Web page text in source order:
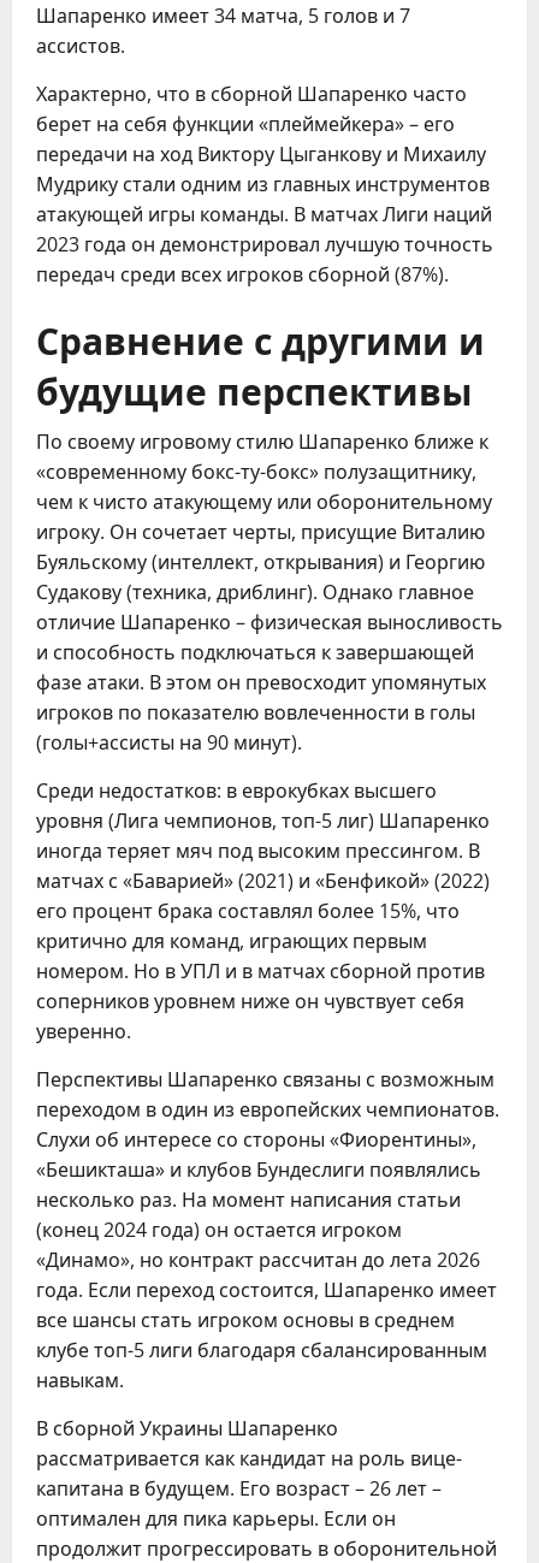
Шапаренко имеет 34 матча, 5 голов и 7
ассистов.
Характерно, что в сборной Шапаренко часто
берет на себя функции «плеймейкера» – его
передачи на ход Виктору Цыганкову и Михаилу
Мудрику стали одним из главных инструментов
атакующей игры команды. В матчах Лиги наций
2023 года он демонстрировал лучшую точность
передач среди всех игроков сборной (87%).
Сравнение с другими и
будущие перспективы
По своему игровому стилю Шапаренко ближе к
«современному бокс-ту-бокс» полузащитнику,
чем к чисто атакующему или оборонительному
игроку. Он сочетает черты, присущие Виталию
Буяльскому (интеллект, открывания) и Георгию
Судакову (техника, дриблинг). Однако главное
отличие Шапаренко – физическая выносливость
и способность подключаться к завершающей
фазе атаки. В этом он превосходит упомянутых
игроков по показателю вовлеченности в голы
(голы+ассисты на 90 минут).
Среди недостатков: в еврокубках высшего
уровня (Лига чемпионов, топ-5 лиг) Шапаренко
иногда теряет мяч под высоким прессингом. В
матчах с «Баварией» (2021) и «Бенфикой» (2022)
его процент брака составлял более 15%, что
критично для команд, играющих первым
номером. Но в УПЛ и в матчах сборной против
соперников уровнем ниже он чувствует себя
уверенно.
Перспективы Шапаренко связаны с возможным
переходом в один из европейских чемпионатов.
Слухи об интересе со стороны «Фиорентины»,
«Бешикташа» и клубов Бундеслиги появлялись
несколько раз. На момент написания статьи
(конец 2024 года) он остается игроком
«Динамо», но контракт рассчитан до лета 2026
года. Если переход состоится, Шапаренко имеет
все шансы стать игроком основы в среднем
клубе топ-5 лиги благодаря сбалансированным
навыкам.
В сборной Украины Шапаренко
рассматривается как кандидат на роль вице-
капитана в будущем. Его возраст – 26 лет –
оптимален для пика карьеры. Если он
продолжит прогрессировать в оборонительной